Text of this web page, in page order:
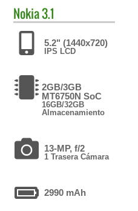
Nokia3.1
5.2" (1440x720)
IPS LCD
2GB/3GB
MT6750N SoC
16GB/32GB
Almacenamiento
13-MP, f/2
1 Trasera Cámara
2990 mAh